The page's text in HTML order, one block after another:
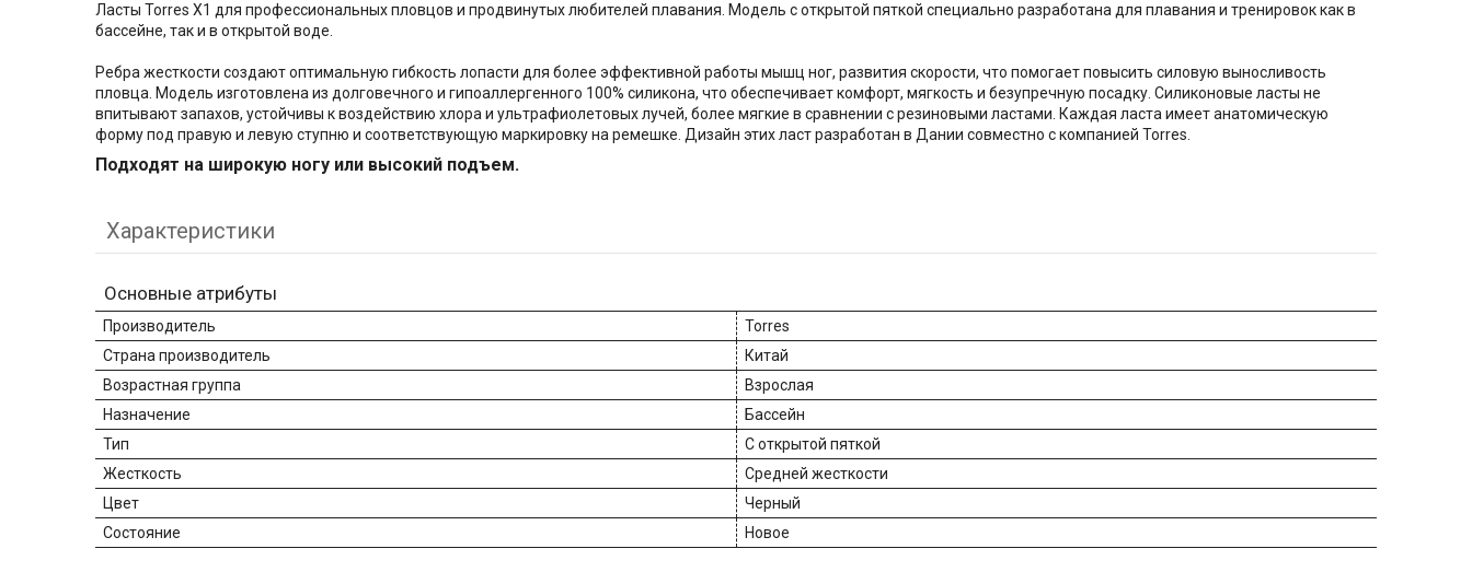
Ласты Torres X1 для профессиональных пловцов и продвинутых любителей плавания. Модель с открытой пяткой специально разработана для плавания и тренировок как в
бассейне, так и в открытой воде.
Ребра жесткости создают оптимальную гибкость лопасти для более эффективной работы мышц ног, развития скорости, что помогает повысить силовую выносливость
пловца. Модель изготовлена из долговечного и гипоаллергенного 100% силикона, что обеспечивает комфорт, мягкость и безупречную посадку. Силиконовые ласты не
впитывают запахов, устойчивы к воздействию хлора и ультрафиолетовых лучей, более мягкие в сравнении с резиновыми ластами. Каждая ласта имеет анатомическую
форму под правую и левую ступню и соответствующую маркировку на ремешке. Дизайн этих ласт разработан в Дании совместно с компанией Torres.
Подходят на широкую ногу или высокий подъем.
Характеристики
Основные атрибуты
Производитель
Torres
Страна производитель
Китай
Возрастная группа
Взрослая
Назначение
Бассейн
Тип
С открытой пяткой
Жесткость
Средней жесткости
Цвет
Черный
Состояние
Новое